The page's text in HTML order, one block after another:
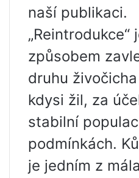
naší publikaci.
způsobem
druhu
kdysi žil, za
stabilní
podmínkách.
je jedním z